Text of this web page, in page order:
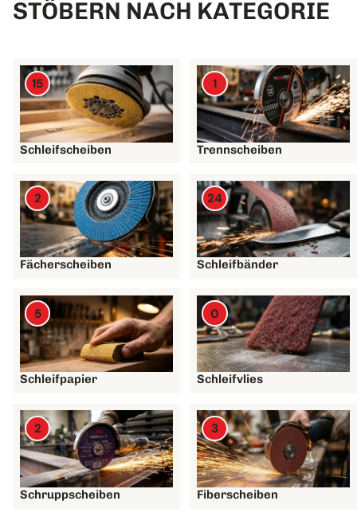
STÖBERN NACH KATEGORIE
Schleifscheiben
15
Trennscheiben
1
Fächerscheiben
2
Schleifbänder
24
Schleifpapier
5
Schleifvlies
0
Schruppscheiben
2
Fiberscheiben
3